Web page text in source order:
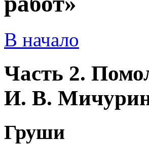
В начало
Часть 2.
И. В.
Груши